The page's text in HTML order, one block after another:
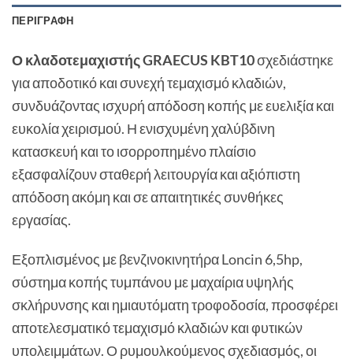
ΠΕΡΙΓΡΑΦΉ
Ο κλαδοτεμαχιστής GRAECUS KBT10σχεδιάστηκε
για αποδοτικό και συνεχή τεμαχισμό κλαδιών,
συνδυάζοντας ισχυρή απόδοση κοπής με ευελιξία και
ευκολία χειρισμού. Η ενισχυμένη χαλύβδινη
κατασκευή και το ισορροπημένο πλαίσιο
εξασφαλίζουν σταθερή λειτουργία και αξιόπιστη
απόδοση ακόμη και σε απαιτητικές συνθήκες
εργασίας.
Εξοπλισμένος με βενζινοκινητήρα Loncin 6,5hp,
σύστημα κοπής τυμπάνου με μαχαίρια υψηλής
σκλήρυνσης και ημιαυτόματη τροφοδοσία, προσφέρει
αποτελεσματικό τεμαχισμό κλαδιών και φυτικών
υπολειμμάτων. Ο ρυμουλκούμενος σχεδιασμός, οι